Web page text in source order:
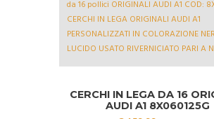
CERCHI IN LEGA DA 16
AUDI A1 8X060125G